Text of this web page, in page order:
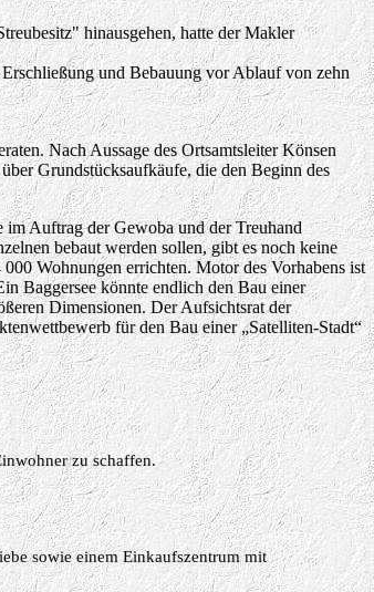
hinausgehen, hatte der Makler
und Bebauung vor Ablauf von zehn
Nach Aussage des Ortsamtsleiter Könsen
Grundstücksaufkäufe, die den Beginn des
Auftrag der Gewoba und der Treuhand
bebaut werden sollen, gibt es noch keine
Wohnungen errichten. Motor des Vorhabens ist
Baggersee könnte endlich den Bau einer
Dimensionen. Der Aufsichtsrat der
für den Bau einer „Satelliten-Stadt“
zu schaffen.
sowie einem Einkaufszentrum mit